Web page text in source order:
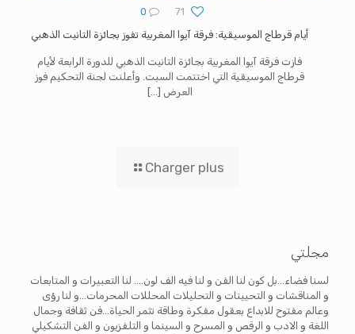
71
0
أيام قرطاج الموسيقية: فرقة آيوا المغربية تفوز بجائزة التانيت الذهبي
فازت فرقة آيوا المغربية بجائزة التانيت الذهبي للدورة الرابعة لأيام
قرطاج الموسيقية التي اختتمت السبت. وأعلنت لجنة التحكيم فوز
العرض […]
Charger plus
مجلتي
لسنا فضاء...بل كون لنا الفن و لنا فيه الف لون.... لنا التعبيرات و المتابعات
و المناقشات و التحيينات و التحليلات المحللات المحرمات...و لنا رؤى
وعالم مفتوح للابداع بعقول مفكرة وطاقة تثمر الحياة...فن ثقافة وجمال
اللغة و الادب و الرقص و المسرح و السينما و التلفزيون و الفن التشكيلي